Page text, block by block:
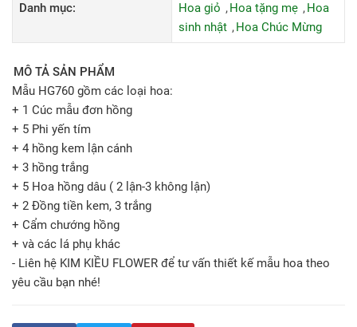
Danh mục: Hoa giỏ Hoa tặng mẹ
Hoa
sinh nhật
Hoa Chúc Mừng
MÔ TẢ SẢN PHẨM
Mẫu HG760 gồm các loại hoa:
+ 1 Cúc mẫu đơn hồng
+ 5 Phi yến tím
+ 4 hồng kem lận cánh
+ 3 hồng trắng
+ 5 Hoa hồng dâu ( 2 lận-3 không lận)
+ 2 Đồng tiền kem, 3 trắng
+ Cẩm chướng hồng
+ và các lá phụ khác
- Liên hệ KIM KIỀU FLOWER để tư vấn thiết kế mẫu hoa theo
yêu cầu bạn nhé!